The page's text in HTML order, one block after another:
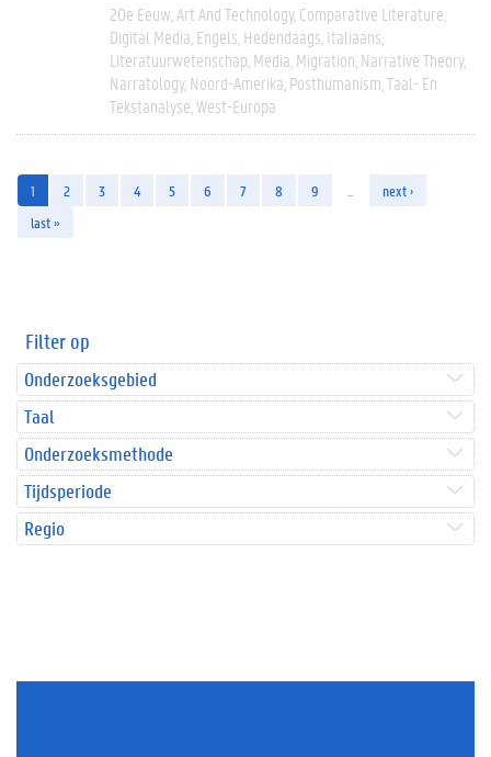
20e Eeuw Art And Technology Comparative Literature
Digital Media Engels Hedendaags Italiaans
Literatuurwetenschap Media Migration Narrative Theory
Narratology Noord-Amerika Posthumanism Taal- En
Tekstanalyse West-Europa
1 2 3 4 5 6 7 8 9
next ›
last »
Filter op
Onderzoeksgebied
Taal
Onderzoeksmethode
Tijdsperiode
Regio